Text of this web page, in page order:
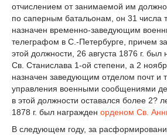
отчислением от занимаемой им
по саперным батальонам, он 31 числа
назначен временно-заведующим
телеграфом в С.-Петербурге, причем
этой должности, 26 августа 1876 г.
Св. Станислава 1-ой степени, а 2
назначен заведующим отделом почт и
управления военными сообщениями
в этой должности оставался более 2?
1878 г. был награжден орденом Св.
В следующем году, за